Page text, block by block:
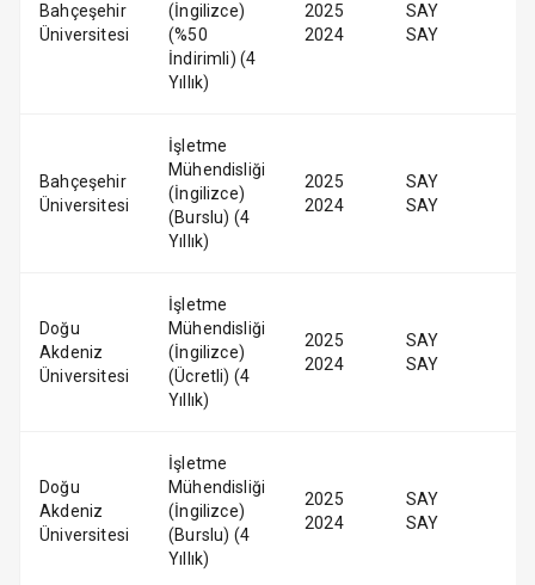
Bahçeşehir
Üniversitesi
(İngilizce)
(%50
İndirimli) (4
Yıllık)
2025
2024
SAY
SAY
Bahçeşehir
Üniversitesi
İşletme
Mühendisliği
(İngilizce)
(Burslu) (4
Yıllık)
2025
2024
SAY
SAY
Doğu
Akdeniz
Üniversitesi
İşletme
Mühendisliği
(İngilizce)
(Ücretli) (4
Yıllık)
2025
2024
SAY
SAY
Doğu
Akdeniz
Üniversitesi
İşletme
Mühendisliği
(İngilizce)
(Burslu) (4
Yıllık)
2025
2024
SAY
SAY